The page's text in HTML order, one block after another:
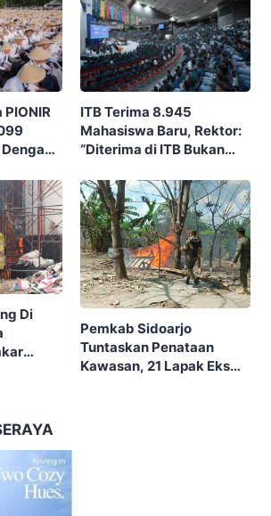
PIONIR
ITB Terima 8.945
Mahasiswa Baru, Rektor:
“Diterima di ITB Bukan
Di
Pemkab Sidoarjo
Tuntaskan Penataan
Kawasan, 21 Lapak Eks